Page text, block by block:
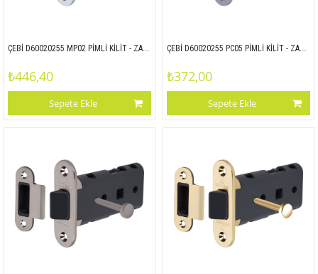
ÇEBİ D60020255 MP02 PİMLİ KİLİT - ZAMAK ALIN
₺446,40
Sepete Ekle
ÇEBİ D60020255 PC05 PİMLİ KİLİT - ZAMAK ALIN
₺372,00
Sepete Ekle